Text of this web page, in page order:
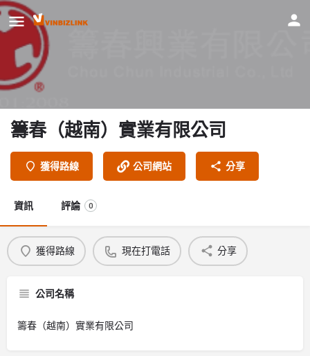
籌春（越南）實業有限公司
獲得路線 公司網站 分享
資訊 評論 0
獲得路線 現在打電話 分享
公司名稱
籌春（越南）實業有限公司